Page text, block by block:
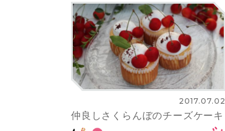
2017.07.02
仲良しさくらんぼのチーズケーキ